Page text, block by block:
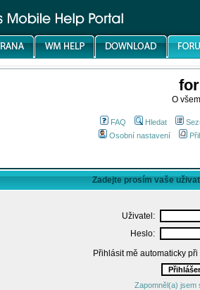
O
FAQ Hledat
Osobní nastavení
Zadejte prosím vaše
Uživatel:
Heslo:
Přihlásit mě automaticky
Zapomněl(a) jsem